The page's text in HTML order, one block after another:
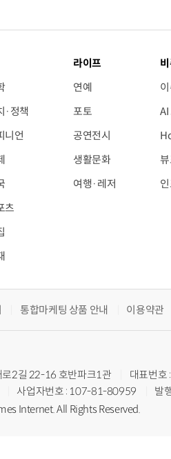
·정책
니언
츠
라이프
연예
포토
공연전시
생활문화
여행·레저
통합마케팅 상품 안내 이용약관
로2길 22-16 호반파크1관
대표번
사업자번호 : 107-81-80959
발
Internet. All Rights Reserved.